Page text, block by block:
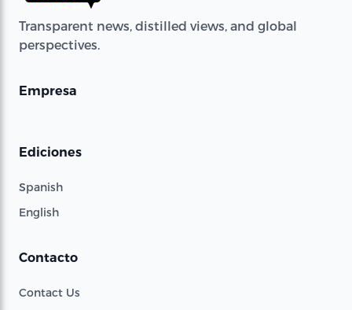
Transparent news, distilled views, and global
perspectives.
Empresa
Ediciones
Spanish
English
Contacto
Contact Us